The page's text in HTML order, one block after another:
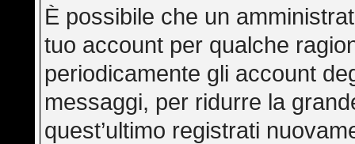
È possibile che un
tuo account per qualche
periodicamente gli account
messaggi, per ridurre la
quest’ultimo registrati